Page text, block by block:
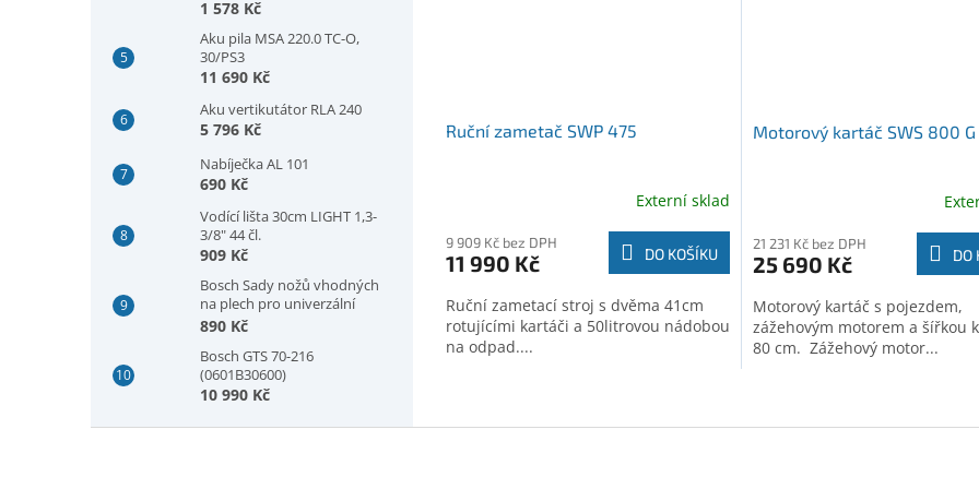
(2608594420)
1 578 Kč
Aku pila MSA 220.0 TC-O,
30/PS3
11 690 Kč
Aku vertikutátor RLA 240
5 796 Kč
Nabíječka AL 101
690 Kč
Vodící lišta 30cm LIGHT 1,3-
3/8" 44 čl.
909 Kč
Bosch Sady nožů vhodných
na plech pro univerzální
nůžky GSC 2.8, plech, 5 kusů
890 Kč
Bosch GTS 70-216
(0601B30600)
10 990 Kč
Ruční zametač SWP 475
Externí sklad
9 909 Kč bez DPH
11 990 Kč DO KOŠÍKU
Ruční zametací stroj s dvěma 41cm
rotujícími kartáči a 50litrovou nádobou
na odpad....
Motorový kartáč SWS 800 G
21 231 Kč bez DPH
25 690 Kč DO
Motorový kartáč s pojezdem,
zážehovým motorem a šířkou
80 cm. Zážehový motor...